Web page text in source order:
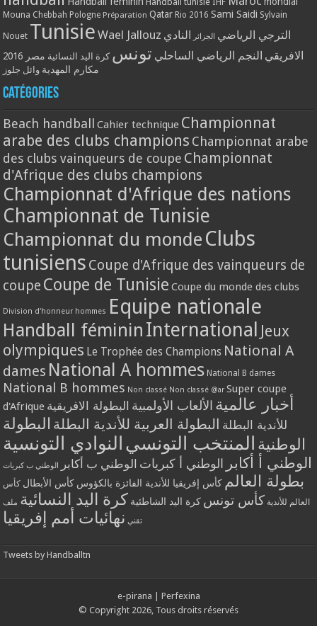
Mouna Chebbah Pologne Préparation Qatar Rio 2016 Sami Saidi Sylvain
Nouet Tunisie Wael Jallouz الترجي الرياضي الجزائر النادي
الافريقي النجم الرياضي الساحلي تونس كرة اليد النسائية مصر 2016
مكارم المهدية وائل جلوز
Catégories
Beach handball Cahier technique Championnat
arabe des clubs champions Championnat arabe
des clubs vainqueurs de coupe Championnat
d'Afrique des clubs champions
Championnat d'Afrique des nations
Championnat de Tunisie
Championnat du monde Clubs
tunisiens Coupe d'Afrique des vainqueurs de
coupe Coupe de Tunisie Coupe du monde des clubs
Division d'honneur hommes Equipe nationale
Handball féminin International Jeux
olympiques Le Trophée des Champions National A
dames National A hommes National B dames
National B hommes Non classé Non classé @ar Super coupe
d'Afrique
أخبار عالمية الألعاب الأولمبية البطولة الافريقية
للأندية البطلة البطولة العربية للأندية البطلة البطولة
الوطنية المنتخب التونسي النوادي التونسية
الوطني أ أكابر الوطني أ كبريات الوطني ب أكابر الوطني ب كبريات
بطولة العالم كأس إفريقيا للأندية الفائزة بالكؤوس كأس الأبطال كأس
العالم للأندية كأس تونس كرة اليد الشاطئية كرة اليد النسائية ملف
تقني نهائيات أمم إفريقيا
Tweets by Handballtn
e-pirana
Perfexina
© Copyright 2026, Tous droits réservés